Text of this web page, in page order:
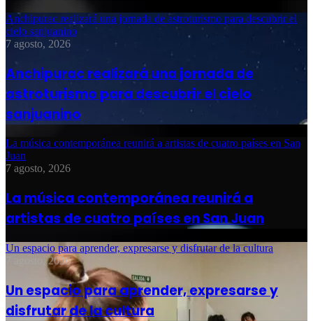
Anchipurac realizará una jornada de astroturismo para descubrir el
cielo sanjuanino
7 agosto, 2026
Anchipurac realizará una jornada de
astroturismo para descubrir el cielo
sanjuanino
La música contemporánea reunirá a artistas de cuatro países en San
Juan
7 agosto, 2026
La música contemporánea reunirá a
artistas de cuatro países en San Juan
Un espacio para aprender, expresarse y disfrutar de la cultura
7 agosto, 2026
Un espacio para aprender, expresarse y
disfrutar de la cultura